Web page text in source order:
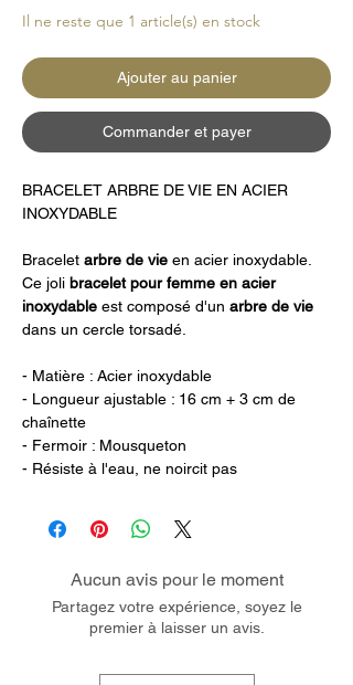
Il ne reste que 1 article(s) en stock
Ajouter au panier
Commander et payer
BRACELET ARBRE DE VIE EN ACIER
INOXYDABLE
Bracelet arbre de vie en acier inoxydable.
Ce joli bracelet pour femme en acier
inoxydable est composé d'un arbre de vie
dans un cercle torsadé.
- Matière : Acier inoxydable
- Longueur ajustable : 16 cm + 3 cm de
chaînette
- Fermoir : Mousqueton
- Résiste à l'eau, ne noircit pas
Aucun avis pour le moment
Partagez votre expérience, soyez le
premier à laisser un avis.